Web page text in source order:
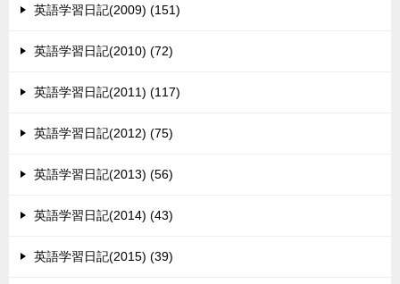
英語学習日記(2009) (151)
英語学習日記(2010) (72)
英語学習日記(2011) (117)
英語学習日記(2012) (75)
英語学習日記(2013) (56)
英語学習日記(2014) (43)
英語学習日記(2015) (39)